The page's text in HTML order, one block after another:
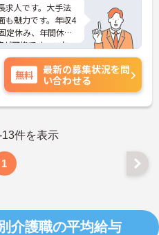
求人です。大手法
も魅力です。年収4
定休み、年間休日
可能です。これ
してご活躍いただ
は、面接対策ポイ
たしますのでお気
無料
最新の募集状況を問
い合わせる
件を表示
1
介護職の平均給与